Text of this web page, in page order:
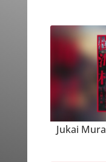
Jukai Mura